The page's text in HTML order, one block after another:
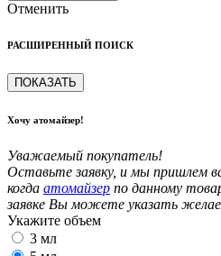
Отменить
РАСШИРЕННЫЙ ПОИСК
ПОКАЗАТЬ
Хочу атомайзер!
Уважаемый покупатель!
Оставьте заявку, и мы пришлем
когда атомайзер по данному
заявке Вы можете указать
Укажите объем
3 мл